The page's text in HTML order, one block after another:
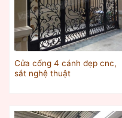
Cửa cổng 4 cánh đẹp cnc,
sắt nghệ thuật